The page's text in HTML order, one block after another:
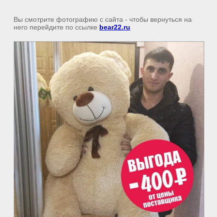
Вы смотрите фотографию с сайта - чтобы вернуться на
него перейдите по ссылке bear22.ru